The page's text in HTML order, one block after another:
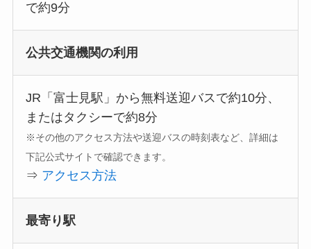
で約9分
公共交通機関の利用
JR「富士見駅」から無料送迎バスで約10分、
またはタクシーで約8分
※その他のアクセス方法や送迎バスの時刻表など、詳細は
下記公式サイトで確認できます。
⇒ アクセス方法
最寄り駅